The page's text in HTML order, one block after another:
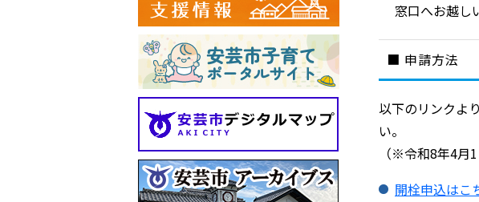
窓口へお越し
■ 申請方法
以下のリンクよ
い。
（※令和8年4月
開栓申込はこ